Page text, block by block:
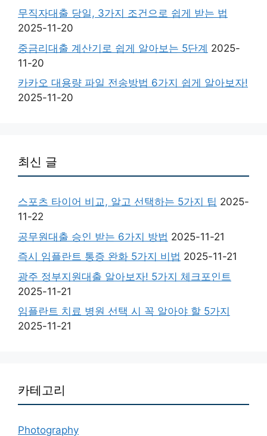
무직자대출 당일, 3가지 조건으로 쉽게 받는 법
2025-11-20
중금리대출 계산기로 쉽게 알아보는 5단계 2025-
11-20
카카오 대용량 파일 전송방법 6가지 쉽게 알아보자!
2025-11-20
최신 글
스포츠 타이어 비교, 알고 선택하는 5가지 팁 2025-
11-22
공무원대출 승인 받는 6가지 방법 2025-11-21
즉시 임플란트 통증 완화 5가지 비법 2025-11-21
광주 정부지원대출 알아보자! 5가지 체크포인트
2025-11-21
임플란트 치료 병원 선택 시 꼭 알아야 할 5가지
2025-11-21
카테고리
Photography